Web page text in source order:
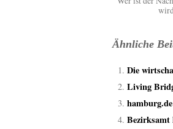
Ähnliche
Die
Living